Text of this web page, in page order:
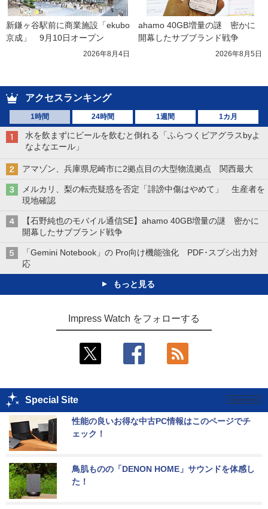
新鎌ヶ谷駅前に商業施設「ekubo
京成」　9月10日オープン
2026年8月4日
ahamo 40GB増量の謎　密かに
開幕したサブブランド戦争
2026年8月5日
アクセスランキング
1時間 24時間 1週間 1カ月
水を飲まずにビールを飲むと倒れる「ふらつくビアグラスbyよ
なよなエール」
アマゾン、兵庫県尼崎市に2拠点目の大型物流拠点 関西最大
メルカリ、梨の転売疑惑を否定「誹謗中傷はやめて」 生産者を
現地確認
【石野純也のモバイル通信SE】ahamo 40GB増量の謎 密かに
開幕したサブブランド戦争
「Gemini Notebook」の Pro向け機能強化 PDF･スプシ出力対
応
もっと見る
Impress Watch をフォローする
Special Site
性能の良いお得な中古PC情報はこのページでチ
ェック！
鳥肌ものの「DENON HOME」サウンドを体感し
た！